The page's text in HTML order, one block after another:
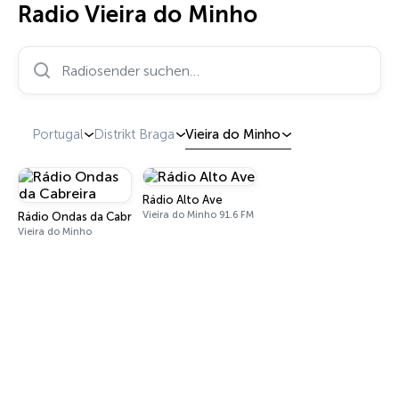
Radio Vieira do Minho
Portugal Distrikt Braga Vieira do Minho
Rádio Ondas da Cabreira
Vieira do Minho
Rádio Alto Ave
Vieira do Minho 91.6 FM